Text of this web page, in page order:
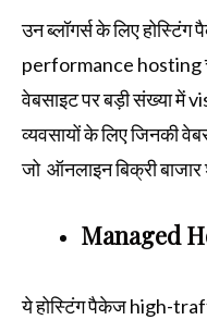
उन ब्लॉगर्स के लिए
performance hosting
वेबसाइट पर बड़ी संख्या में
व्यवसायों के लिए जिनकी
जो ऑनलाइन बिक्री
Managed
ये होस्टिंग पैकेज high-